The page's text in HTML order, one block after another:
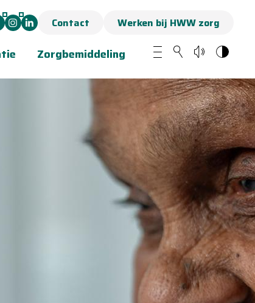
Contact Werken bij HWW zorg
Zorgbemiddeling